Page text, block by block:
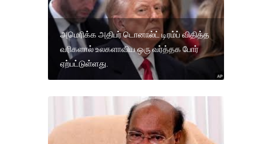
அமெரிக்க அதிபர் டொனால்ட் டிரம்ப் விதித்த
வரிகளால் உலகளாவிய ஒரு வர்த்தக போர்
ஏற்பட்டுள்ளது.